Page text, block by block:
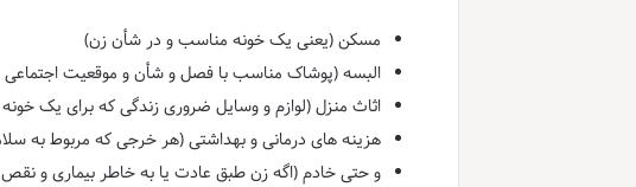
مسکن (یعنی یک خونه مناسب و در شأن زن)
البسه (پوشاک مناسب با فصل و شأن و موقعیت
اثاث منزل (لوازم و وسایل ضروری زندگی که برای یک خونه
هزینه های درمانی و بهداشتی (هر خرجی که مربوط به
و حتی خادم (اگه زن طبق عادت یا به خاطر بیماری و